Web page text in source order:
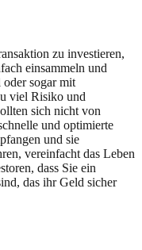
zu investieren,
einsammeln und
sogar mit
viel Risiko und
sich nicht von
und optimierte
und sie
vereinfacht das Leben
dass Sie ein
das ihr Geld sicher